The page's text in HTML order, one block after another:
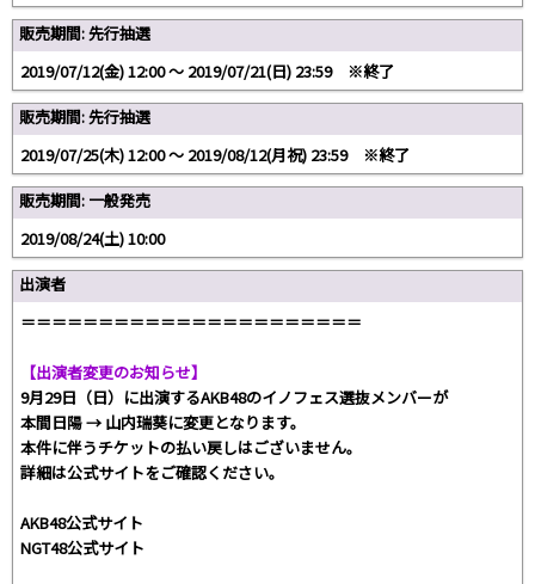
販売期間: 先行抽選
2019/07/12(金) 12:00 〜 2019/07/21(日) 23:59 ※終了
販売期間: 先行抽選
2019/07/25(木) 12:00 〜 2019/08/12(月祝) 23:59 ※終了
販売期間: 一般発売
2019/08/24(土) 10:00
出演者
＝＝＝＝＝＝＝＝＝＝＝＝＝＝＝＝＝＝＝＝＝＝
【出演者変更のお知らせ】
9月29日（日）に出演するAKB48のイノフェス選抜メンバーが
本間日陽 → 山内瑞葵に変更となります。
本件に伴うチケットの払い戻しはございません。
詳細は公式サイトをご確認ください。
AKB48公式サイト
NGT48公式サイト